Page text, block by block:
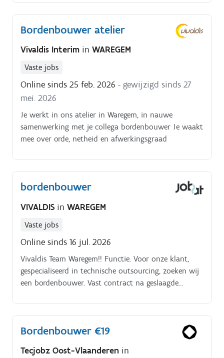
werkomgeving.
Bordenbouwer atelier
Vivaldis Interim in WAREGEM
Vaste jobs
Online sinds 25 feb. 2026 - gewijzigd sinds 27
mei. 2026
Je werkt in ons atelier in Waregem, in nauwe
samenwerking met je collega bordenbouwer Je waakt
mee over orde, netheid en afwerkingsgraad
bordenbouwer
VIVALDIS in WAREGEM
Vaste jobs
Online sinds 16 jul. 2026
Vivaldis Team Waregem!! Functie. Voor onze klant,
gespecialiseerd in technische outsourcing, zoeken wij
een bordenbouwer. Vast contract na geslaagde
bedrijf!
Bordenbouwer €19
Tecjobz Oost-Vlaanderen in